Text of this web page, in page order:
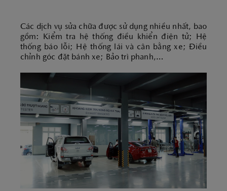
Các dịch vụ sửa chữa được sử dụng nhiều nhất, bao
gồm: Kiểm tra hệ thống điều khiển điện tử; Hệ
thống báo lỗi; Hệ thống lái và cân bằng xe; Điều
chỉnh góc đặt bánh xe; Bảo trì phanh,…